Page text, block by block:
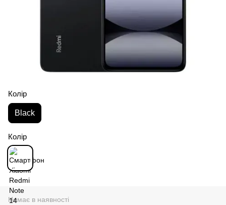
Колір
Black
Колір
Немає в наявності